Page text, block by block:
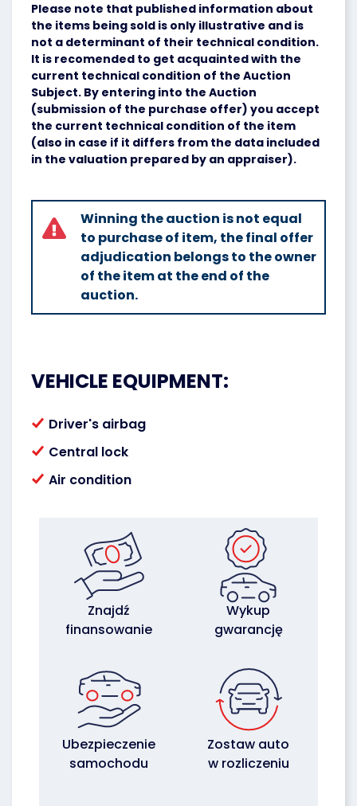
Please note that published information about
the items being sold is only illustrative and is
not a determinant of their technical condition.
It is recomended to get acquainted with the
current technical condition of the Auction
Subject. By entering into the Auction
(submission of the purchase offer) you accept
the current technical condition of the item
(also in case if it differs from the data included
in the valuation prepared by an appraiser).
Winning the auction is not equal
to purchase of item, the final offer
adjudication belongs to the owner
of the item at the end of the
auction.
VEHICLE EQUIPMENT:
Driver's airbag
Central lock
Air condition
Znajdź
finansowanie
Wykup
gwarancję
Ubezpieczenie
samochodu
Zostaw auto
w rozliczeniu